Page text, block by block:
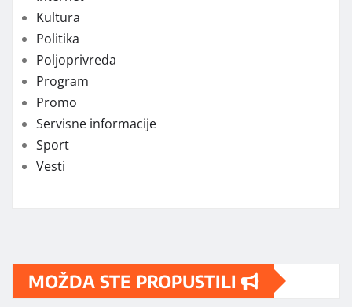
Kultura
Politika
Poljoprivreda
Program
Promo
Servisne informacije
Sport
Vesti
MOŽDA STE PROPUSTILI